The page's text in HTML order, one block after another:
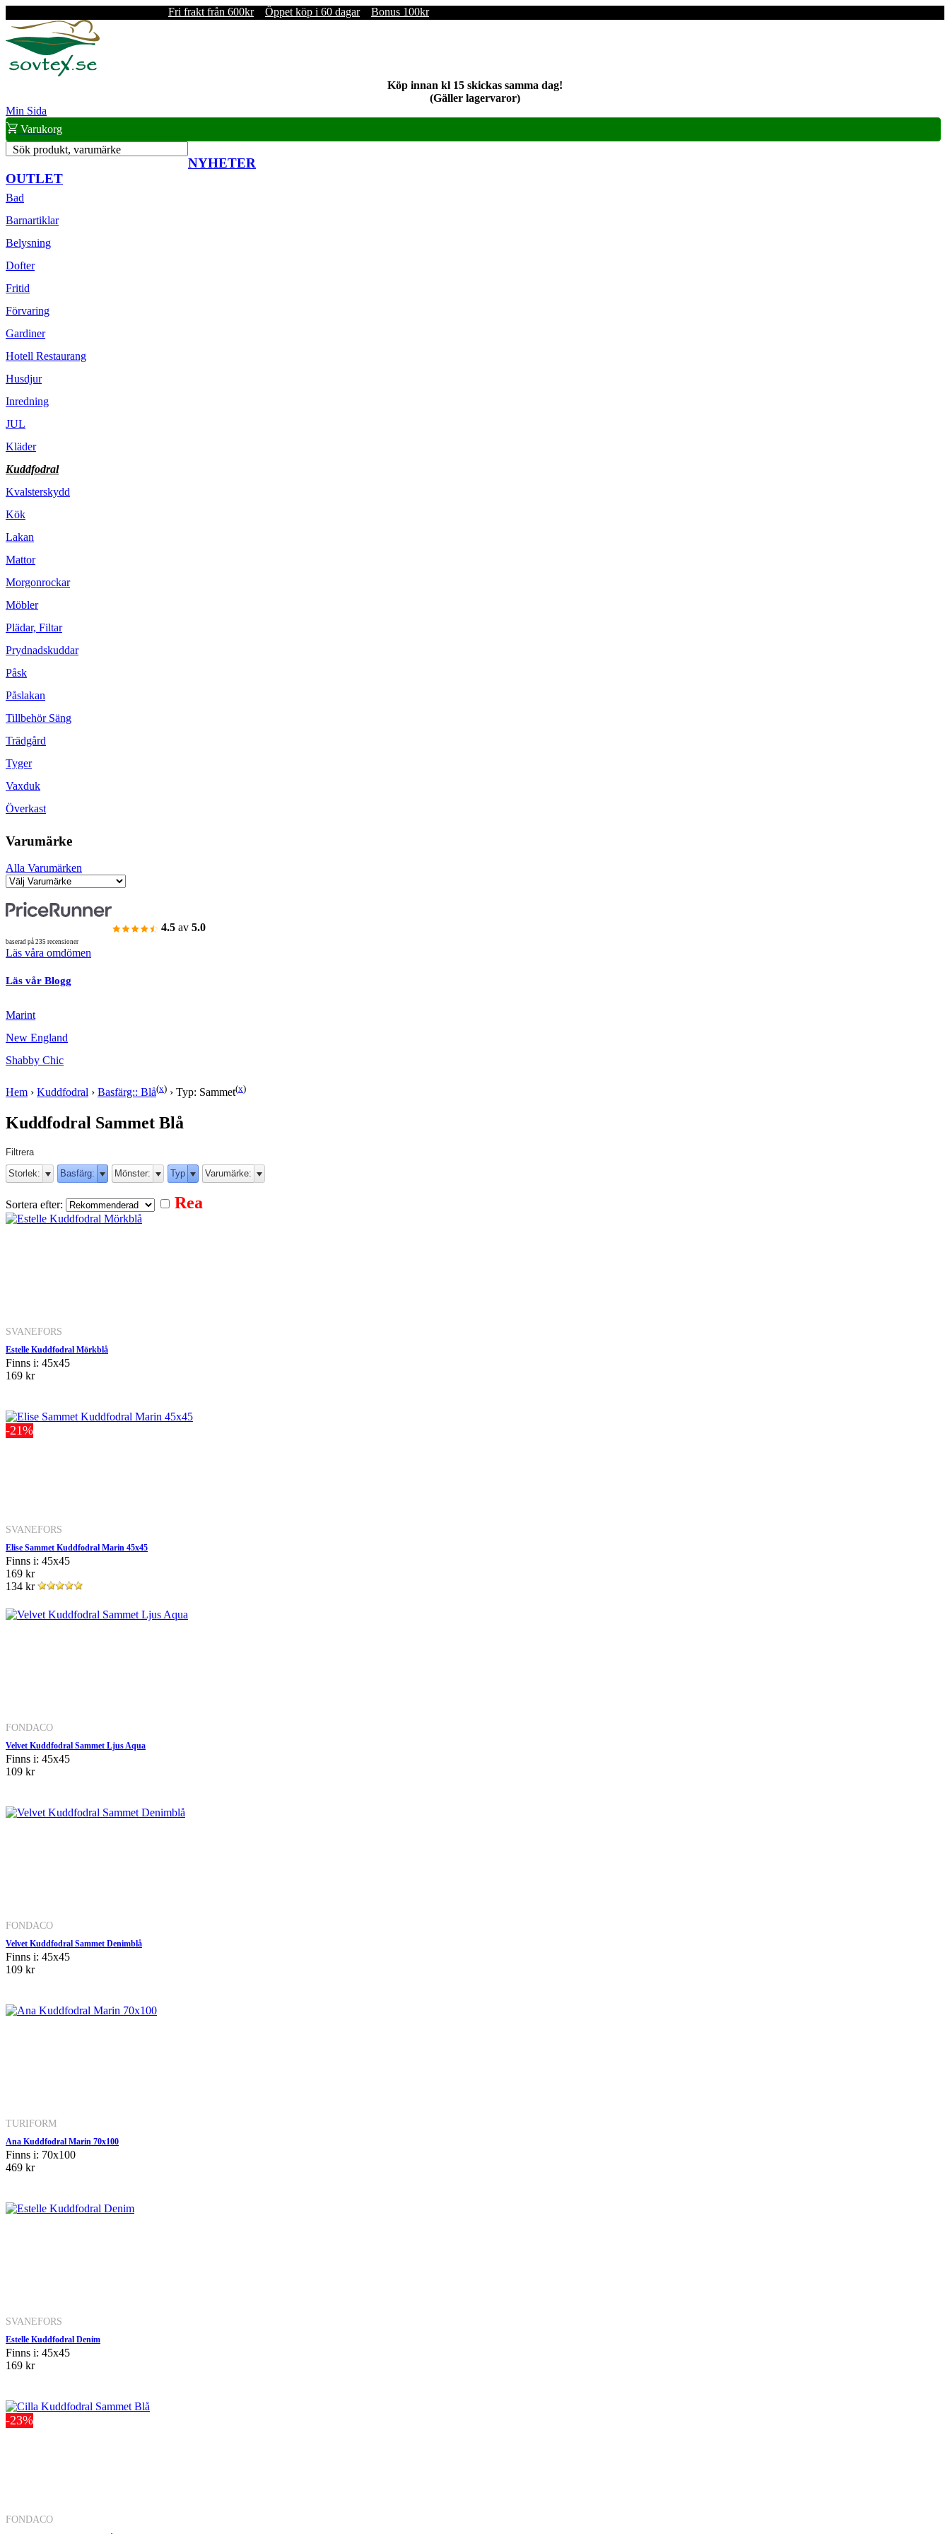
Fri frakt från 600kr Öppet köp i 60 dagar Bonus 100kr
Köp innan kl 15 skickas samma dag!
(Gäller lagervaror)
Min Sida
Varukorg
Sök produkt, varumärke
NYHETER
OUTLET
Bad
Barnartiklar
Belysning
Dofter
Fritid
Förvaring
Gardiner
Hotell Restaurang
Husdjur
Inredning
JUL
Kläder
Kuddfodral
Kvalsterskydd
Kök
Lakan
Mattor
Morgonrockar
Möbler
Plädar, Filtar
Prydnadskuddar
Påsk
Påslakan
Tillbehör Säng
Trädgård
Tyger
Vaxduk
Överkast
Varumärke
Alla Varumärken
4.5 av 5.0
baserad på 235 recensioner
Läs våra omdömen
Läs vår Blogg
Marint
New England
Shabby Chic
Hem › Kuddfodral › Basfärg:: Blå(x) › Typ: Sammet(x)
Kuddfodral Sammet Blå
Filtrera
Storlek:
Basfärg: Mönster: Typ Varumärke:
Sortera efter: Rea
SVANEFORS
Estelle Kuddfodral Mörkblå
Finns i: 45x45
169 kr
-21%
SVANEFORS
Elise Sammet Kuddfodral Marin 45x45
Finns i: 45x45
169 kr
134 kr
FONDACO
Velvet Kuddfodral Sammet Ljus Aqua
Finns i: 45x45
109 kr
FONDACO
Velvet Kuddfodral Sammet Denimblå
Finns i: 45x45
109 kr
TURIFORM
Ana Kuddfodral Marin 70x100
Finns i: 70x100
469 kr
SVANEFORS
Estelle Kuddfodral Denim
Finns i: 45x45
169 kr
-23%
FONDACO